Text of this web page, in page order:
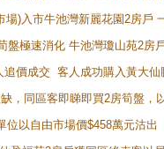
場)入市牛池灣新麗花園2房戶
盤極速消化 牛池灣瓊山苑2房
追價成交 客人成功購入黃大
，同區客即睇即買2房筍盤，
位以自由市場價$458萬元沽出